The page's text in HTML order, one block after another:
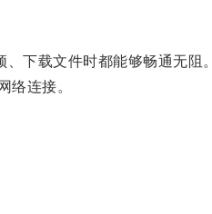
下载文件时都能够畅通无阻。
连接。